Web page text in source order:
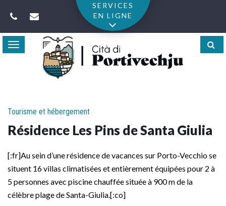
SERVICES
EN LIGNE
Toggle
navigation
Tourisme et hébergement
Résidence Les Pins de Santa Giulia
[:fr]Au sein d’une résidence de vacances sur Porto-Vecchio se
situent 16 villas climatisées et entièrement équipées pour 2 à
5 personnes avec piscine chauffée située à 900 m de la
célèbre plage de Santa-Giulia.[:co]